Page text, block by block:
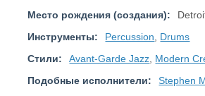
Место рождения (создания):
Инструменты:
Percussion, Drums
Стили:
Avant-Garde Jazz, Modern
Подобные исполнители:
Stephen